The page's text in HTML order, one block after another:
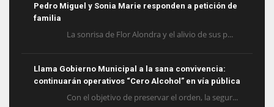
Pedro Miguel y Sonia Marie responden a petición de
familia
La sonrisa de Flor Alondra y el alivio de sus p...
Llama Gobierno Municipal a la sana convivencia:
continuarán operativos “Cero Alcohol” en vía pública
Con el objetivo de preservar el orden, la segur...